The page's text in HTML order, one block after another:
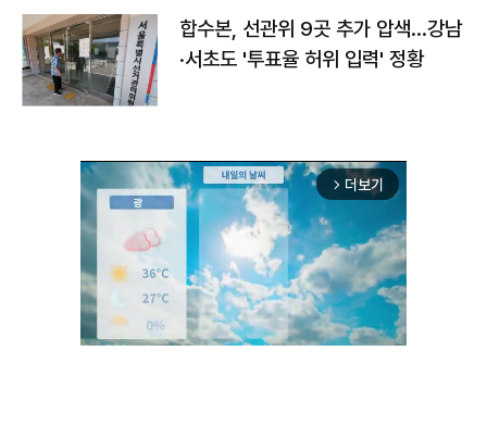
합수본, 선관위 9곳 추가 압색…강남
·서초도 '투표율 허위 입력' 정황
arrow_forward_ios 더보기